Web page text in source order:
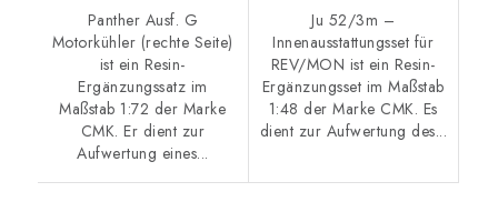
Panther Ausf. G
Motorkühler (rechte Seite)
ist ein Resin-
Ergänzungssatz im
Maßstab 1:72 der Marke
CMK. Er dient zur
Aufwertung eines...
Ju 52/3m –
Innenausstattungsset für
REV/MON ist ein Resin-
Ergänzungsset im Maßstab
1:48 der Marke CMK. Es
dient zur Aufwertung des...